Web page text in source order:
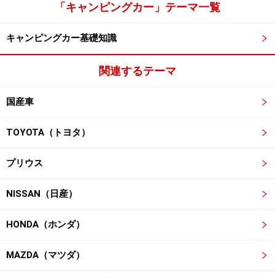
「キャンピングカー」テーマ一覧
キャンピングカー基礎知識
関連するテーマ
国産車
TOYOTA（トヨタ）
プリウス
NISSAN（日産）
HONDA（ホンダ）
MAZDA（マツダ）